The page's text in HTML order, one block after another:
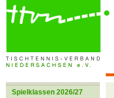
Spielklassen 2026/27